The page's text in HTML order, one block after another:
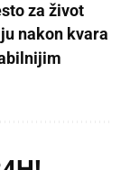
za život
nakon kvara